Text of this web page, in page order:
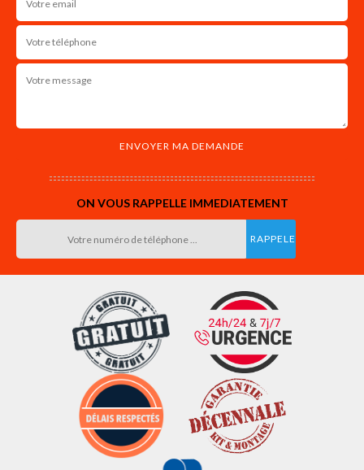
ON VOUS RAPPELLE IMMEDIATEMENT